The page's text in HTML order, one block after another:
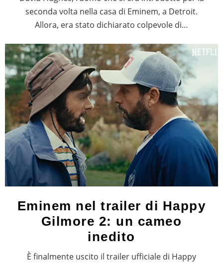
seconda volta nella casa di Eminem, a Detroit.
Allora, era stato dichiarato colpevole di…
Eminem nel trailer di Happy
Gilmore 2: un cameo
inedito
È finalmente uscito il trailer ufficiale di Happy